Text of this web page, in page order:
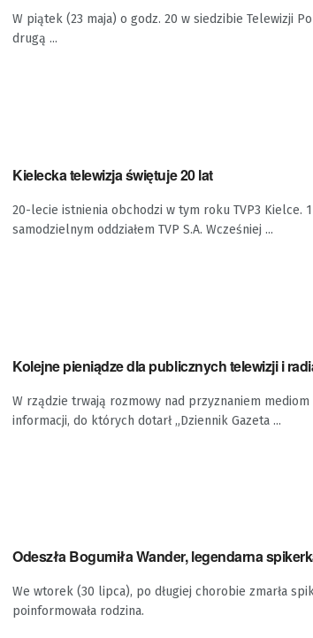
W piątek (23 maja) o godz. 20 w siedzibie Telewizji
drugą ...
Kielecka telewizja świętuje 20 lat
20-lecie istnienia obchodzi w tym roku TVP3 Kielce.
samodzielnym oddziałem TVP S.A. Wcześniej ...
Kolejne pieniądze dla publicznych telewizji i
W rządzie trwają rozmowy nad przyznaniem
informacji, do których dotarł „Dziennik Gazeta ...
Odeszła Bogumiła Wander, legendarna
We wtorek (30 lipca), po długiej chorobie zmarła
poinformowała rodzina.